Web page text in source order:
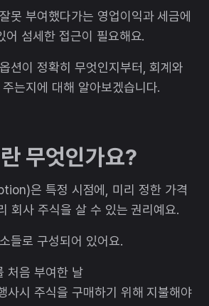
못 부여했다가는 영업이익과 세금에
어 섬세한 접근이 필요해요.
션이 정확히 무엇인지부터, 회계와
는지에 대해 알아보겠습니다.
무엇인가요?
은 특정 시점에, 미리 정한 가격
회사 주식을 살 수 있는 권리예요.
들로 구성되어 있어요.
처음 부여한 날
사시 주식을 구매하기 위해 지불해야